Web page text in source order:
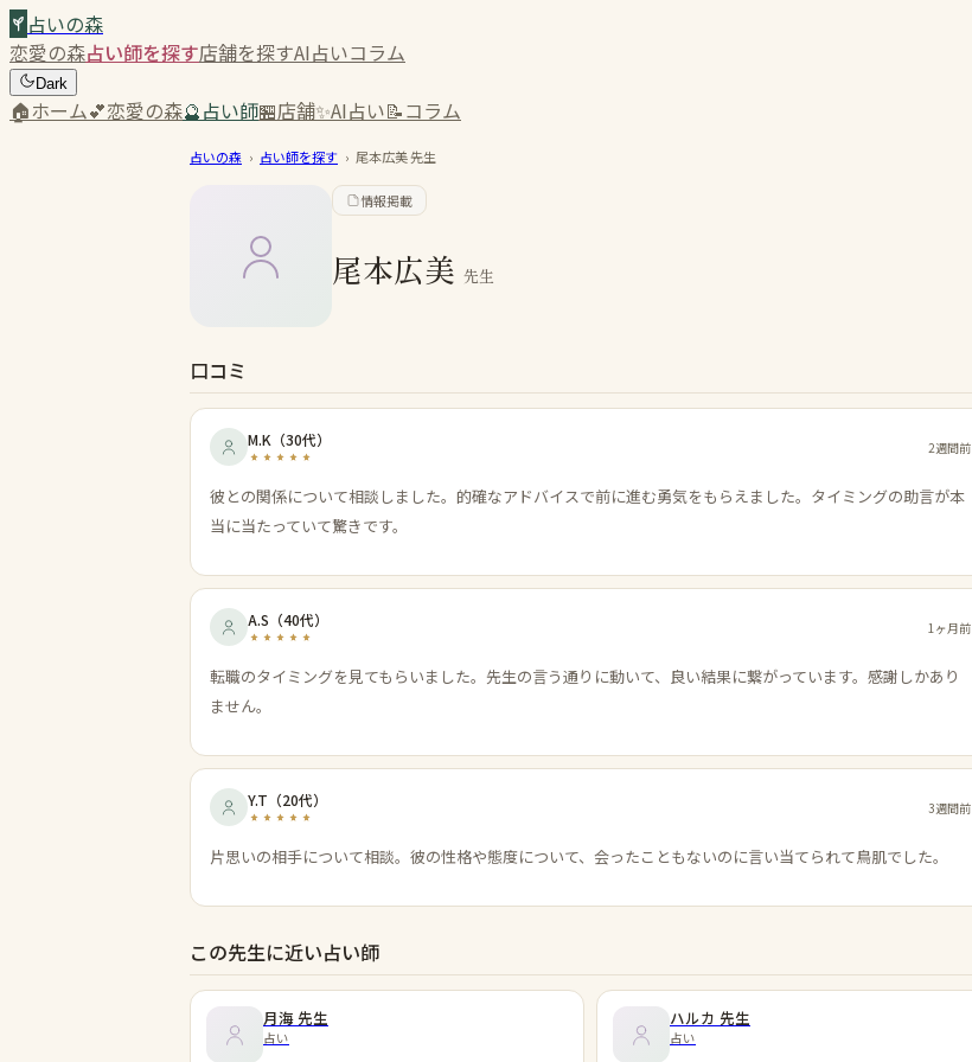
占いの森
恋愛の森占い師を探す店舗を探すAI占いコラム
Dark
🏠ホーム💕恋愛の森🔮占い師🏪店舗✨AI占い📝コラム
占いの森 › 占い師を探す › 尾本広美先生
情報掲載
尾本広美 先生
口コミ
M.K （30代） 2週間前
彼との関係について相談しました。的確なアドバイスで前に進む勇気をもらえました。タイミングの助言が本
当に当たっていて驚きです。
A.S （40代） 1ヶ月前
転職のタイミングを見てもらいました。先生の言う通りに動いて、良い結果に繋がっています。感謝しかあり
ません。
Y.T （20代） 3週間前
片思いの相手について相談。彼の性格や態度について、会ったこともないのに言い当てられて鳥肌でした。
この先生に近い占い師
月海 先生
占い
ハルカ 先生
占い